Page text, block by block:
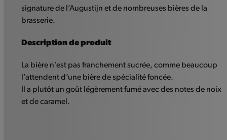
signature de l’Augustijn et de nombreuses bières de la
brasserie.
Description de produit
La bière n’est pas franchement sucrée, comme beaucoup
l’attendent d’une bière de spécialité foncée.
Il a plutôt un goût légèrement fumé avec des notes de noix
et de caramel.